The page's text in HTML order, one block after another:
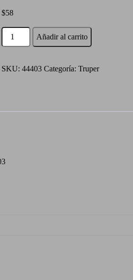
$58
Bolsa
con
pijas
cantidad
Añadir al carrito
SKU:44403 Categoría:Truper